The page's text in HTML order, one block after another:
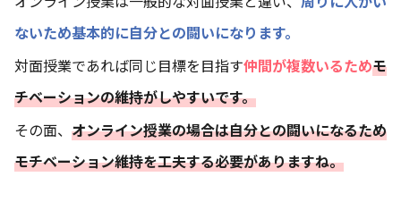
ないため基本的に自分との闘いになります。
対面授業であれば同じ目標を目指す仲間が複数いるためモ
チベーションの維持がしやすいです。
その面、 オンライン授業の場合は自分との闘いになるため
モチベーション維持を工夫する必要がありますね。